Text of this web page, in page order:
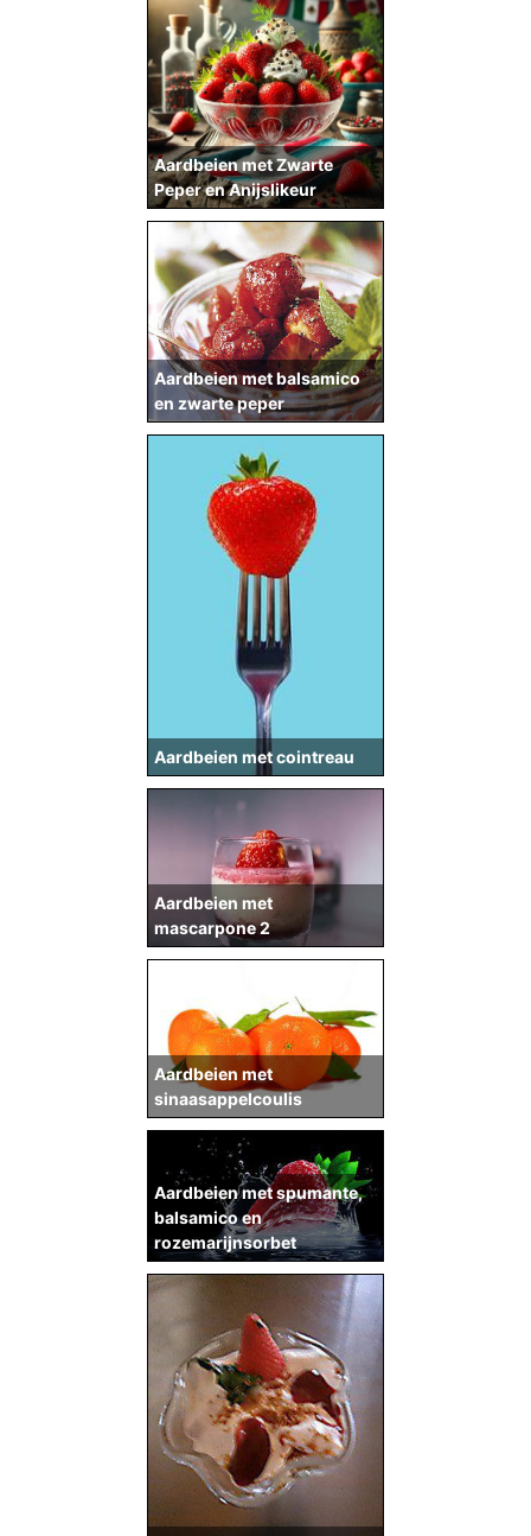
Aardbeien met balsamico
en zwarte peper
Aardbeien met cointreau
Aardbeien met
mascarpone 2
Aardbeien met
sinaasappelcoulis
Aardbeien met spumante,
balsamico en
rozemarijnsorbet
Aardbeien met Zwarte
Peper en Anijslikeur